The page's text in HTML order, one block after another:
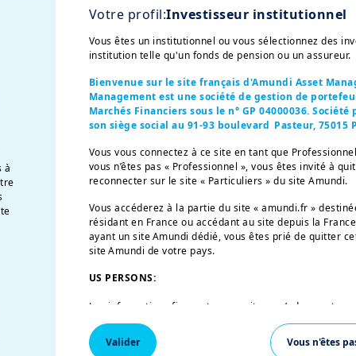
à
Votre profil:Investisseur institutionnel
Vous êtes un institutionnel ou vous sélectionnez des
institution telle qu'un fonds de pension ou un assureur.
Bienvenue sur le site français d'Amundi Asset
Management est une société de gestion de
Marchés Financiers sous le n° GP 04000036.
son siège social au 91-93 boulevard Pasteur, 75015
Vous vous connectez à ce site en tant que
vous n’êtes pas « Professionnel », vous êtes invité à
reconnecter sur le site « Particuliers » du site Amundi.
Vous accéderez à la partie du site « amundi.fr »
résidant en France ou accédant au site depuis la
ayant un site Amundi dédié, vous êtes prié de quitter
site Amundi de votre pays.
US PERSONS:
Les informations figurant sur ce site ne s’adressent
Etats-Unis d’Amérique ou aux «U.S. Persons», telle
«Regulation S» de la Securities and Exchange
de 1933, qui vise notamment toute personne physique
Valider Vous n'êtes
investisseurs “Professionnels” au sens de la Directive
Elles ne s’adressent pas au grand public ou aux
cette expression est définie par la «Regulation S» de la
en aucun cas une offre d’achat, une sollicitation de vente
ou de l’une de ses sociétés affiliées (« Amundi »).
la stratégie d’investissement ou la performance
ci-dessus sont fournies afin d’éclairer
estimations et des hypothèses subjectives et peuvent
à des résultats différents ; en conséquence, ces
être considérées comme des prédictions exactes des
Par ailleurs, les performances passées ne
peuvent perdre tout ou partie de leur capital
afin de déterminer si un tel investissement convient à